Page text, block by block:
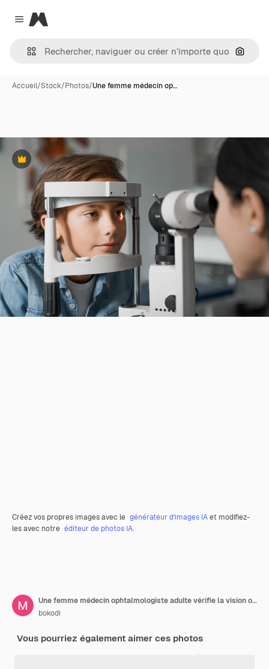
Close menu
Magnific
Accueil/Stock/Photos/Une femme médecin op…
Premium
Créez vos propres images avec le générateur d’images IAet modifiez-
les avec notre éditeur de photos IA.
Une femme médecin ophtalmologiste adulte vérifie la vision oculaire d'un enfant mignon dans une clinique moderne
bokodi
Vous pourriez également aimer ces photos